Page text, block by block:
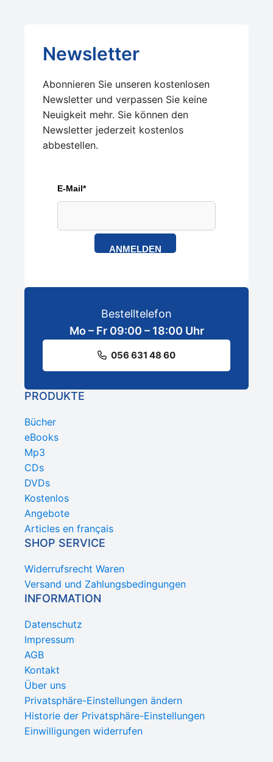
Newsletter
Abonnieren Sie unseren kostenlosen
Newsletter und verpassen Sie keine
Neuigkeit mehr. Sie können den
Newsletter jederzeit kostenlos
abbestellen.
E-Mail*
ANMELDEN
Bestelltelefon
Mo – Fr 09:00 – 18:00 Uhr
056 631 48 60
PRODUKTE
Bücher
eBooks
Mp3
CDs
DVDs
Kostenlos
Angebote
Articles en français
SHOP SERVICE
Widerrufsrecht Waren
Versand und Zahlungsbedingungen
INFORMATION
Datenschutz
Impressum
AGB
Kontakt
Über uns
Privatsphäre-Einstellungen ändern
Historie der Privatsphäre-Einstellungen
Einwilligungen widerrufen